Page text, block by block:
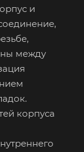
и
между
корпуса